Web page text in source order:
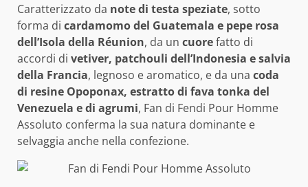
Caratterizzato da note di testa speziate, sotto
forma di cardamomo del Guatemala e pepe rosa
dell’Isola della Réunion, da un cuorefatto di
accordi di vetiver, patchouli dell’Indonesia e salvia
della Francia, legnoso e aromatico, e da una coda
di resine Opoponax, estratto di fava tonka del
Venezuela e di agrumi, Fan di Fendi Pour Homme
Assoluto conferma la sua natura dominante e
selvaggia anche nella confezione.